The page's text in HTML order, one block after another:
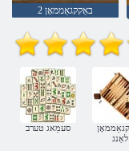
באַקקגאַממאָן 2
סעמַאג טערב
לאַנג